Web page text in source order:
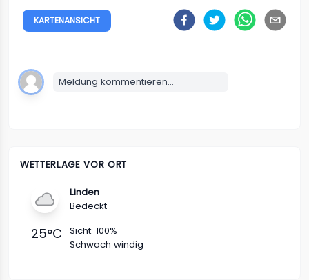
KARTENANSICHT
Meldung kommentieren...
WETTERLAGE VOR ORT
Linden
Bedeckt
25°C Sicht: 100%
Schwach windig